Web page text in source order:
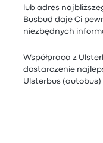
lub adres
Busbud daje Ci
niezbędnych
Współpraca z
dostarczenie
Ulsterbus (autobus)